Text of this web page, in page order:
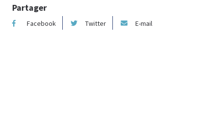
Partager
Facebook Twitter E-mail